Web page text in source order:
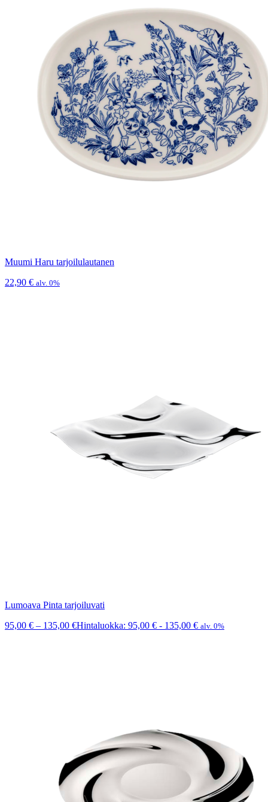
Muumi Haru tarjoilulautanen
22,90 € alv. 0%
Lumoava Pinta tarjoiluvati
95,00 € – 135,00 €Hintaluokka: 95,00 € - 135,00 € alv. 0%